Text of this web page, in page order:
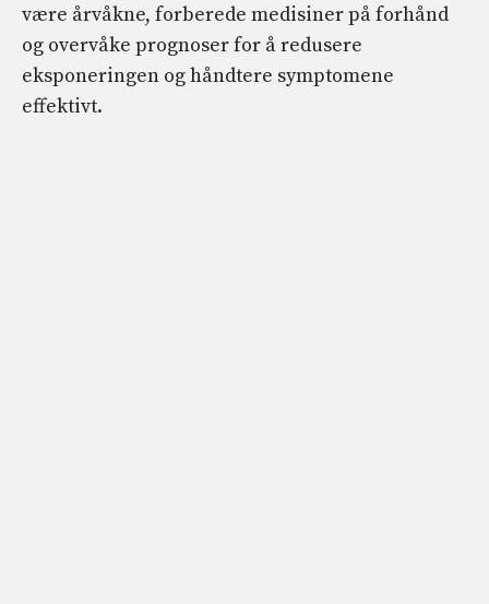
være årvåkne, forberede medisiner på forhånd
og overvåke prognoser for å redusere
eksponeringen og håndtere symptomene
effektivt.